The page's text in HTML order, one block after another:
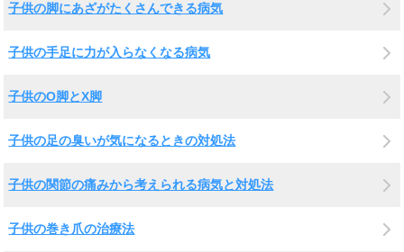
子供の脚にあざがたくさんできる病気
子供の手足に力が入らなくなる病気
子供のO脚とX脚
子供の足の臭いが気になるときの対処法
子供の関節の痛みから考えられる病気と対処法
子供の巻き爪の治療法